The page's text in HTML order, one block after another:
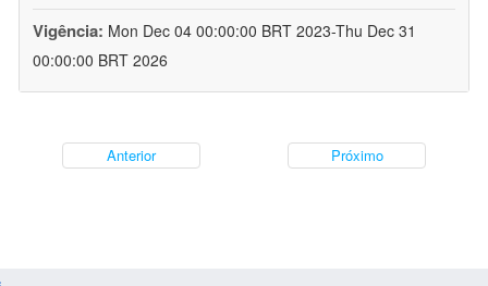
Vigência: Mon Dec 04 00:00:00 BRT 2023-Thu Dec 31
00:00:00 BRT 2026
Anterior Próximo